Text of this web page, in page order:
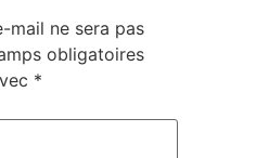
mail ne sera pas
obligatoires
*